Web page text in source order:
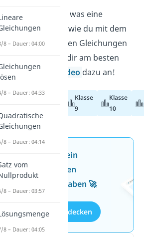
erklären wir dir, was eine
ist und wie du mit dem
Gleichungen
kannst. Schau dir am besten
gleich unser
Video dazu an!
Klasse
9
Klasse
10
Jetzt neu: Teste dein
Wissen mit unseren
kostenlosen Aufgaben 🚀
Aufgaben entdecken
8 – Dauer: 04:00
8 – Dauer: 04:33
8 – Dauer: 04:14
vom
8 – Dauer: 03:57
8 – Dauer: 04:05